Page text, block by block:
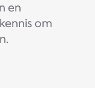
en
om